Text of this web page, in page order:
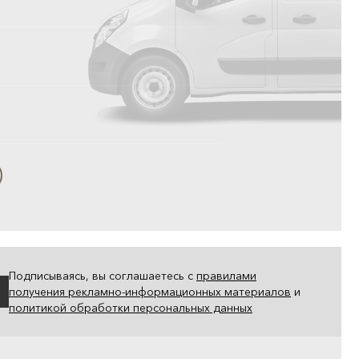
Подписываясь, вы соглашаетесь с правилами
получения рекламно-информационных материалов и
политикой обработки персональных данных